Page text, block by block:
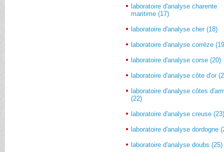
laboratoire d'analyse charente
maritime (17)
laboratoire d'analyse cher (18)
laboratoire d'analyse corrèze
laboratoire d'analyse corse (20)
laboratoire d'analyse côte d'or
laboratoire d'analyse côtes
(22)
laboratoire d'analyse creuse
laboratoire d'analyse dordogne
laboratoire d'analyse doubs (25)